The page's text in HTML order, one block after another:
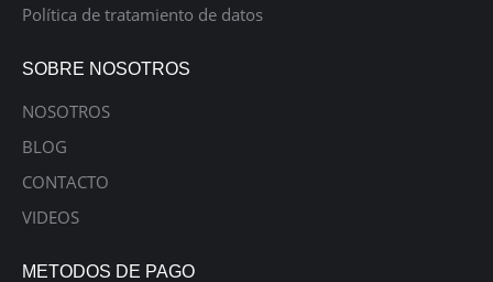
Política de tratamiento de datos
SOBRE NOSOTROS
NOSOTROS
BLOG
CONTACTO
VIDEOS
METODOS DE PAGO